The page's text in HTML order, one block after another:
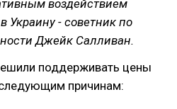
воздействием
Украину - советник по
Джейк Салливан.
поддерживать цены
причинам: